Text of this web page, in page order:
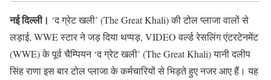
नई दिल्ली। ‘द ग्रेट खली’ (The Great Khali) की टोल प्लाजा वालों से
लड़ाई, WWE स्टार ने जड़ दिया थप्पड़, VIDEO वर्ल्ड रेसलिंग एंटरटेनमेंट
(WWE) के पूर्व चैम्पियन ‘द ग्रेट खली’ (The Great Khali) यानी दलीप
सिंह राणा इस बार टोल प्लाजा के कर्मचारियों से भिड़ते हुए नजर आए हैं। यह